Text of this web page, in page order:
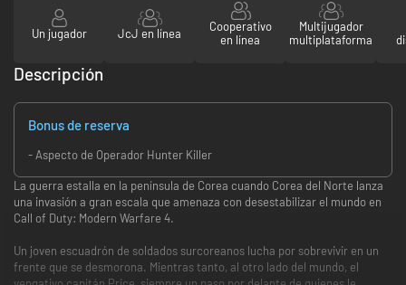
PC & Xbox
Series X|S
(Microsoft
Un jugador JcJ en línea
Cooperativo
en línea
Multijugador
multiplataforma
Descripción
Bonus de reserva
- Aspecto de Operador Hunter Killer
La guerra estalla en la península de Corea cuando Corea del Norte lanza
una invasión a gran escala que amenaza con desestabilizar el mundo en
Call of Duty: Modern Warfare 4.
Un joven escuadrón de soldados surcoreanos lucha por sobrevivir en un
frente que se desmorona. Mientras tanto, al otro lado del mundo, el